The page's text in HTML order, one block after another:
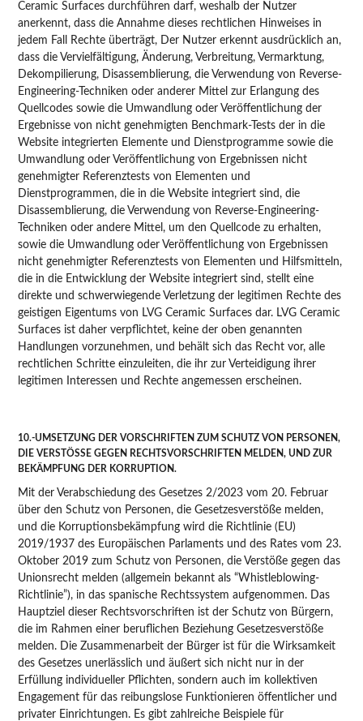
Ceramic Surfaces durchführen darf, weshalb der Nutzer
anerkennt, dass die Annahme dieses rechtlichen Hinweises in
jedem Fall Rechte überträgt, Der Nutzer erkennt ausdrücklich an,
dass die Vervielfältigung, Änderung, Verbreitung, Vermarktung,
Dekompilierung, Disassemblierung, die Verwendung von Reverse-
Engineering-Techniken oder anderer Mittel zur Erlangung des
Quellcodes sowie die Umwandlung oder Veröffentlichung der
Ergebnisse von nicht genehmigten Benchmark-Tests der in die
Website integrierten Elemente und Dienstprogramme sowie die
Umwandlung oder Veröffentlichung von Ergebnissen nicht
genehmigter Referenztests von Elementen und
Dienstprogrammen, die in die Website integriert sind, die
Disassemblierung, die Verwendung von Reverse-Engineering-
Techniken oder andere Mittel, um den Quellcode zu erhalten,
sowie die Umwandlung oder Veröffentlichung von Ergebnissen
nicht genehmigter Referenztests von Elementen und Hilfsmitteln,
die in die Entwicklung der Website integriert sind, stellt eine
direkte und schwerwiegende Verletzung der legitimen Rechte des
geistigen Eigentums von LVG Ceramic Surfaces dar. LVG Ceramic
Surfaces ist daher verpflichtet, keine der oben genannten
Handlungen vorzunehmen, und behält sich das Recht vor, alle
rechtlichen Schritte einzuleiten, die ihr zur Verteidigung ihrer
legitimen Interessen und Rechte angemessen erscheinen.
10.-UMSETZUNG DER VORSCHRIFTEN ZUM SCHUTZ VON PERSONEN,
DIE VERSTÖSSE GEGEN RECHTSVORSCHRIFTEN MELDEN, UND ZUR
BEKÄMPFUNG DER KORRUPTION.
Mit der Verabschiedung des Gesetzes 2/2023 vom 20. Februar
über den Schutz von Personen, die Gesetzesverstöße melden,
und die Korruptionsbekämpfung wird die Richtlinie (EU)
2019/1937 des Europäischen Parlaments und des Rates vom 23.
Oktober 2019 zum Schutz von Personen, die Verstöße gegen das
Unionsrecht melden (allgemein bekannt als “Whistleblowing-
Richtlinie”), in das spanische Rechtssystem aufgenommen. Das
Hauptziel dieser Rechtsvorschriften ist der Schutz von Bürgern,
die im Rahmen einer beruflichen Beziehung Gesetzesverstöße
melden. Die Zusammenarbeit der Bürger ist für die Wirksamkeit
des Gesetzes unerlässlich und äußert sich nicht nur in der
Erfüllung individueller Pflichten, sondern auch im kollektiven
Engagement für das reibungslose Funktionieren öffentlicher und
privater Einrichtungen. Es gibt zahlreiche Beispiele für